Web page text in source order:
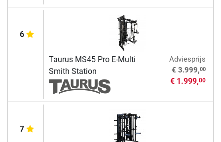
6
Taurus MS45 Pro E-Multi
Smith Station
Adviesprijs
€ 3.999,00
€ 1.999,00
7